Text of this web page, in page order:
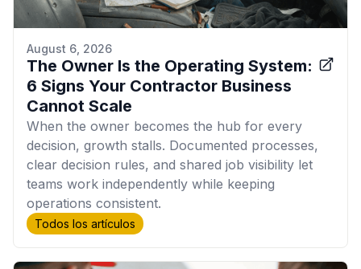
August 6, 2026
The Owner Is the Operating System:
6 Signs Your Contractor Business
Cannot Scale
When the owner becomes the hub for every
decision, growth stalls. Documented processes,
clear decision rules, and shared job visibility let
teams work independently while keeping
operations consistent.
Todos los artículos